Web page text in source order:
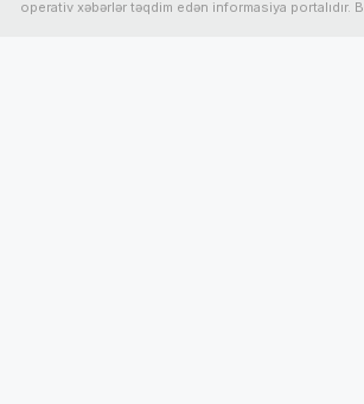
operativ xəbərlər təqdim edən informasiya portalıdır.